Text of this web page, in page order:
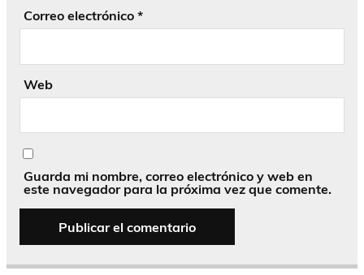
Correo electrónico *
Web
Guarda mi nombre, correo electrónico y web en
este navegador para la próxima vez que comente.